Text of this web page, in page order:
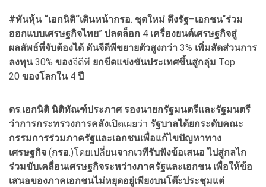
#ทันหุ้น “เอกนิติ“เดินหน้ากรอ. ชุดใหม่ ดึงรัฐ–เอกชน“ร่วม
ออกแบบเศรษฐกิจไทย” ปลดล็อก 4 เครื่องยนต์เศรษฐกิจสู่
ผลลัพธ์ที่จับต้องได้ ดันจีดีพีขยายตัวสูงกว่า 3% เพิ่มสัดส่วนการ
ลงทุน30% ของจีดีพี ยกขีดแข่งขันประเทศขึ้นสู่กลุ่ม Top
20 ของโลกใน4 ปี
ดร.เอกนิติ นิติทัณฑ์ประภาศ รองนายกรัฐมนตรีและรัฐมนตรี
ว่าการกระทรวงการคลังเปิดเผยว่า รัฐบาลได้ยกระดับคณะ
กรรมการร่วมภาครัฐและเอกชนเพื่อแก้ไขปัญหาทาง
เศรษฐกิจ (กรอ.)โดยเปลี่ยนจากเวทีรับฟังข้อเสนอ ไปสู่กลไก
ร่วมขับเคลื่อนเศรษฐกิจระหว่างภาครัฐและเอกชน เพื่อให้ข้อ
เสนอของภาคเอกชนไม่หยุดอยู่เพียงบนโต๊ะประชุมแต่